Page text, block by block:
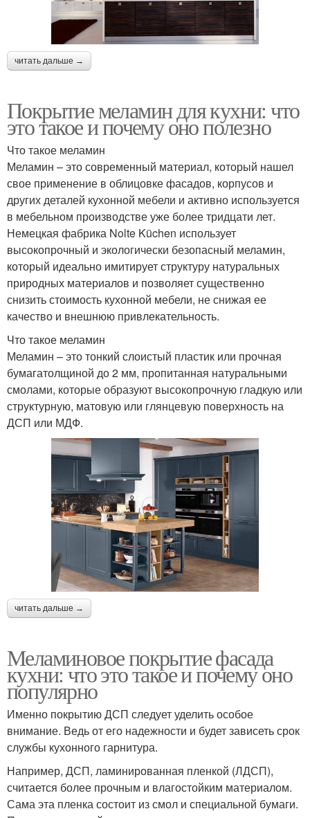
читать дальше →
Покрытие меламин для кухни: что
это такое и почему оно полезно
Что такое меламин
Меламин – это современный материал, который нашел
свое применение в облицовке фасадов, корпусов и
других деталей кухонной мебели и активно используется
в мебельном производстве уже более тридцати лет.
Немецкая фабрика Nolte Küchen использует
высокопрочный и экологически безопасный меламин,
который идеально имитирует структуру натуральных
природных материалов и позволяет существенно
снизить стоимость кухонной мебели, не снижая ее
качество и внешнюю привлекательность.
Что такое меламин
Меламин – это тонкий слоистый пластик или прочная
бумагатолщиной до 2 мм, пропитанная натуральными
смолами, которые образуют высокопрочную гладкую или
структурную, матовую или глянцевую поверхность на
ДСП или МДФ.
читать дальше →
Меламиновое покрытие фасада
кухни: что это такое и почему оно
популярно
Именно покрытию ДСП следует уделить особое
внимание. Ведь от его надежности и будет зависеть срок
службы кухонного гарнитура.
Например, ДСП, ламинированная пленкой (ЛДСП),
считается более прочным и влагостойким материалом.
Сама эта пленка состоит из смол и специальной бумаги.